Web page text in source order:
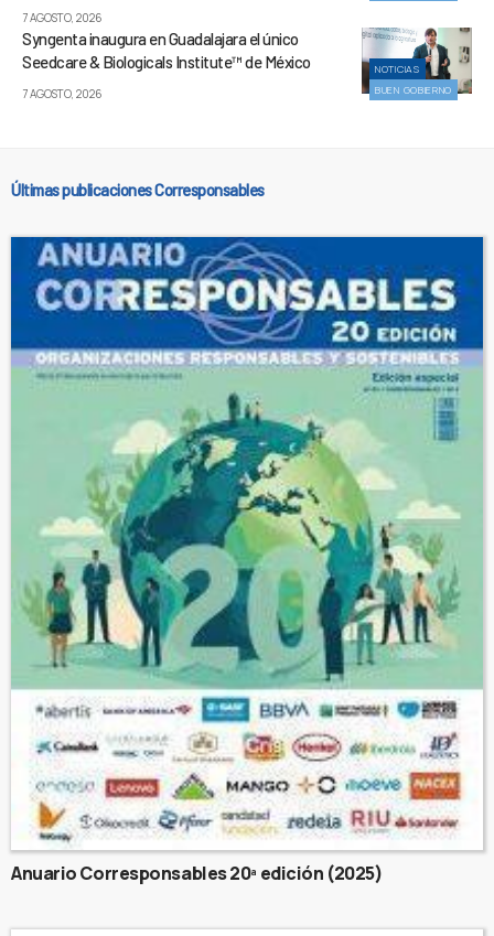
7 AGOSTO, 2026
NOTICIAS
BUEN GOBIERNO
Syngenta inaugura en Guadalajara el único
Seedcare & Biologicals Institute™ de México
7 AGOSTO, 2026
Últimas publicaciones Corresponsables
Anuario Corresponsables 20ª edición (2025)